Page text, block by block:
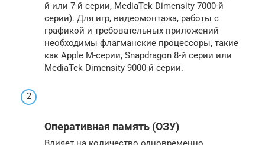
й или 7-й серии, MediaTek Dimensity 7000-й
серии). Для игр, видеомонтажа, работы с
графикой и требовательных приложений
необходимы флагманские процессоры, такие
как Apple M-серии, Snapdragon 8-й серии или
MediaTek Dimensity 9000-й серии.
Оперативная память (ОЗУ)